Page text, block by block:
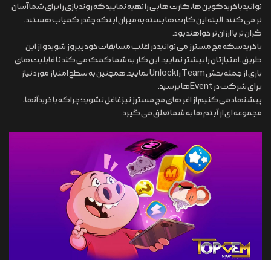
توانید با خرید کوین ها، کارت هایی را تهیه نمایید که روند بازی را برای شما آسان
تر می کنند. البته این کارت ها بسته به میزان اینکه چقدر کمیاب هستند،
گران تر یا ارزان تر خواهند بود.
با خرید سکه مچ مسترز می توانید در اغلب مسابقات خود پیروز شوید و از این
طریق، امتیازتان را بیشتر نمایید. این کار به شما کمک می کند تا قابلیت های
بازی از جمله بخش Team را Unlock نمایید. همچنین به سطح امتیاز مورد نیاز
برای شرکت در Eventها برسید.
پیشنهاد می کنیم از افر های مچ مسترز نیز غافل نشوید؛ چراکه با خرید آنها،
مجموعه ای از آیتم ها به شما تعلق می گیرد.